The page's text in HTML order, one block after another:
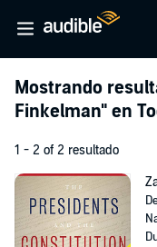
Mostrando
Finkelman" en
1 - 2 of 2 resultado